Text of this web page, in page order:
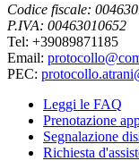
Codice fiscale:
P.IVA: 00463010652
Tel: +39089871185
Email:
PEC:
Leggi le FAQ
Prenotazione
Segnalazione
Richiesta